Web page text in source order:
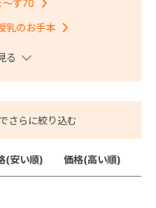
～ず70
乳のお手本
さらに絞り込む
(安い順) 価格(高い順)